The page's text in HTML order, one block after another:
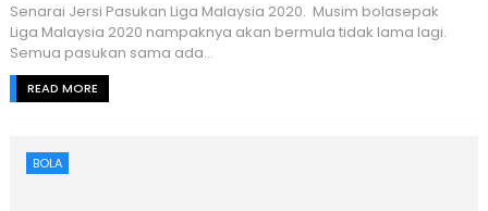
Senarai Jersi Pasukan Liga Malaysia 2020. Musim bolasepak
Liga Malaysia 2020 nampaknya akan bermula tidak lama lagi.
Semua pasukan sama ada...
READ MORE
BOLA